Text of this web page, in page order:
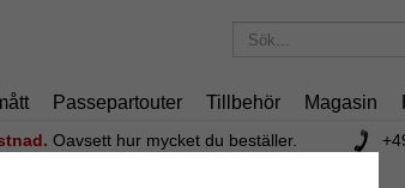
Passepartouter Tillbehör Magasin
Oavsett hur mycket du beställer.